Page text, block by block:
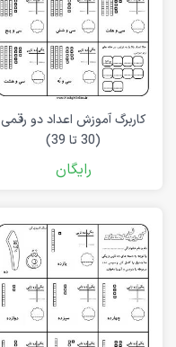
کاربرگ آموزش اعداد دو رقمی
(30 تا 39)
رایگان